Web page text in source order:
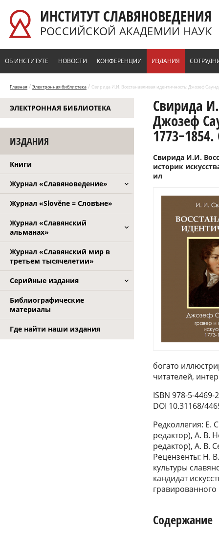
ИНСТИТУТ СЛАВЯНОВЕДЕНИЯ
РОССИЙСКОЙ АКАДЕМИИ НАУК
ОБ ИНСТИТУТЕ НОВОСТИ КОНФЕРЕНЦИИ ИЗДАНИЯ
Главная / Электронная библиотека / Свирида И.И. Восстанавливая идентичность: Джозеф
ЭЛЕКТРОННАЯ БИБЛИОТЕКА
ИЗДАНИЯ
Книги
Журнал «Славяноведение»
Журнал «Slověne = Словѣне»
Журнал «Славянский
альманах»
Журнал «Славянский мир в
третьем тысячелетии»
Серийные издания
Библиографические
материалы
Где найти наши издания
Свирида
Джозеф
Свирида И.И.
историк
ил
богато
читателей,
ISBN 978-5-4469-
DOI 10.31168/
Редколлегия: Е.
редактор), А. В.
редактор), А. В.
Рецензенты: Н.
культуры
кандидат
Содержание